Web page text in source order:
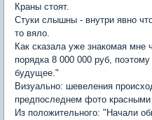
Краны стоят.
Стуки слышны - внутри явно
то вяло.
Как сказала уже знакомая
порядка 8 000 000 руб,
будущее."
Визуально: шевеления
предпоследнем фото красными
Из положительного: "Начали